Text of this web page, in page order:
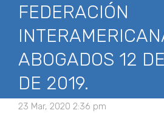
FEDERACIÓN
ABOGADOS 12
DE 2019.
23 Mar, 2020 2:36 pm